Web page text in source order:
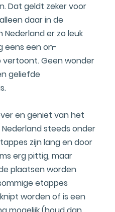
Dat geldt zeker voor
daar in de
Nederland er zo leuk
eens een on-
vertoont. Geen wonder
geliefde
en geniet van het
steeds onder
zijn lang en door
erg pittig, maar
plaatsen worden
etappes
worden of is een